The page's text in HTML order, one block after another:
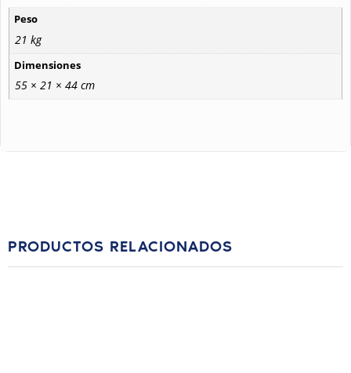
Peso
21 kg
Dimensiones
55 × 21 × 44 cm
PRODUCTOS RELACIONADOS